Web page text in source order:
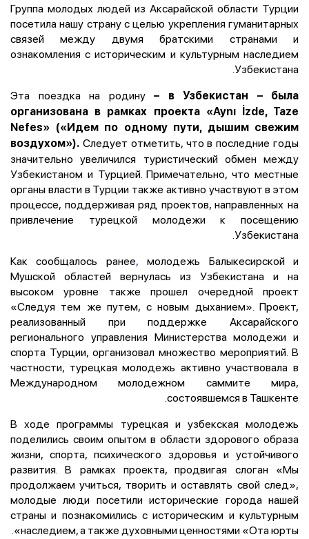
Группа молодых людей из Аксарайской области Турции
посетила нашу страну с целью укрепления гуманитарных
связей между двумя братскими странами и
ознакомления с историческим и культурным наследием
Узбекистана.
Эта поездка на родину – в Узбекистан – была
организована в рамках проекта «Aynı İzde, Taze
Nefes» («Идем по одному пути, дышим свежим
воздухом»). Следует отметить, что в последние годы
значительно увеличился туристический обмен между
Узбекистаном и Турцией. Примечательно, что местные
органы власти в Турции также активно участвуют в этом
процессе, поддерживая ряд проектов, направленных на
привлечение турецкой молодежи к посещению
Узбекистана.
Как сообщалось ранее, молодежь Балыкесирской и
Мушской областей вернулась из Узбекистана и на
высоком уровне также прошел очередной проект
«Следуя тем же путем, с новым дыханием». Проект,
реализованный при поддержке Аксарайского
регионального управления Министерства молодежи и
спорта Турции, организовал множество мероприятий. В
частности, турецкая молодежь активно участвовала в
Международном молодежном саммите мира,
состоявшемся в Ташкенте.
В ходе программы турецкая и узбекская молодежь
поделились своим опытом в области здорового образа
жизни, спорта, психического здоровья и устойчивого
развития. В рамках проекта, продвигая слоган «Мы
продолжаем учиться, творить и оставлять свой след»,
молодые люди посетили исторические города нашей
страны и познакомились с историческим и культурным
наследием, а также духовными ценностями «Ота юрты».